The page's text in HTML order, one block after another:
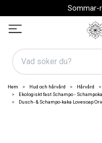
Sommar-
Hem Hud och hårvård Hårvård
Ekologiskt fast Schampo -
Dusch- & Schampo-kaka Lovesoap